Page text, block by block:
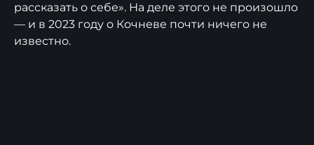
рассказать о себе». На деле этого не произошло
— и в 2023 году о Кочневе почти ничего не
известно.